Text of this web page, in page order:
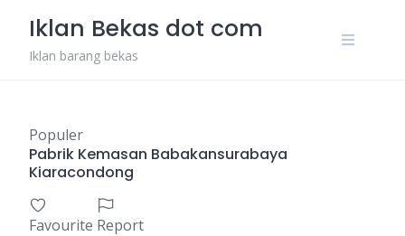
content
Iklan Bekas dot com
Iklan barang bekas
Populer
Pabrik Kemasan Babakansurabaya
Kiaracondong
Favourite Report